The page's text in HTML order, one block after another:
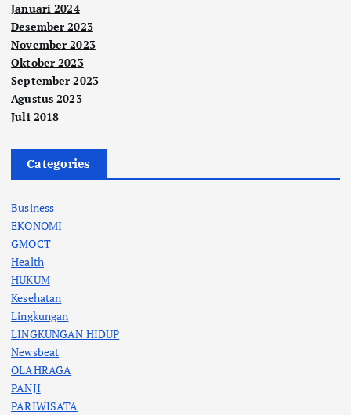
Januari 2024
Desember 2023
November 2023
Oktober 2023
September 2023
Agustus 2023
Juli 2018
Categories
Business
EKONOMI
GMOCT
Health
HUKUM
Kesehatan
Lingkungan
LINGKUNGAN HIDUP
Newsbeat
OLAHRAGA
PANJI
PARIWISATA